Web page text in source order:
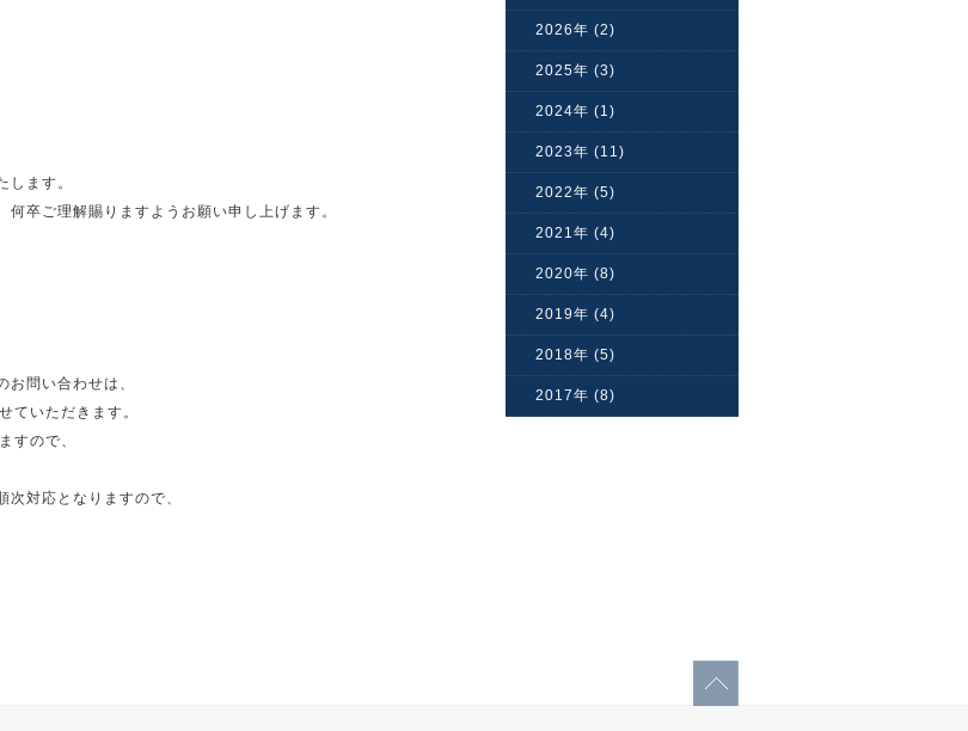
ます。
卒ご理解賜りますようお願い申し上げます。
問い合わせは、
ていただきます。
すので、
対応となりますので、
2026年 (2)
2025年 (3)
2024年 (1)
2023年 (11)
2022年 (5)
2021年 (4)
2020年 (8)
2019年 (4)
2018年 (5)
2017年 (8)